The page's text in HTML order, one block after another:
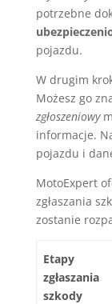
potrzebne
pojazdu.
W drugim
Możesz go
zgłoszeniowy
informacje.
pojazdu i
MotoExpert
zgłaszania
zostanie
Etapy
zgłaszania
szkody